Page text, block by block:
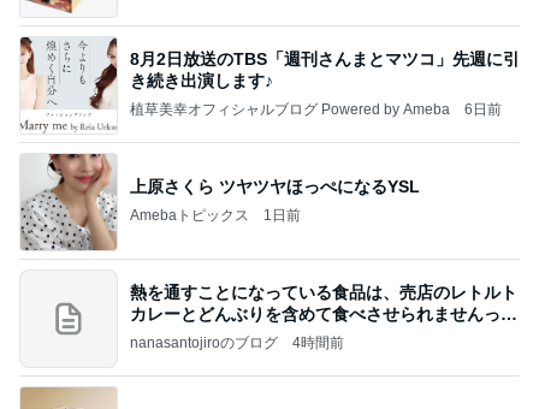
8月2日放送のTBS「週刊さんまとマツコ」先週に引
き続き出演します♪
植草美幸オフィシャルブログ Powered by Ameba 6日前
上原さくら ツヤツヤほっぺになるYSL
Amebaトピックス 1日前
熱を通すことになっている食品は、売店のレトルト
カレーとどんぶりを含めて食べさせられませんっ
て、男
nanasantojiroのブログ 4時間前